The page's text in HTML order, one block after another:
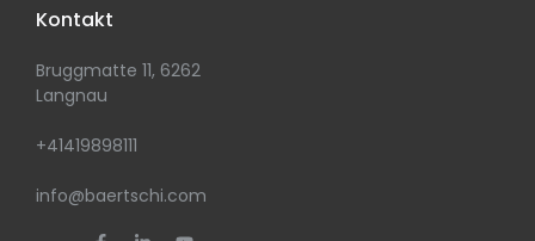
Kontakt
Bruggmatte 11, 6262
Langnau
+41419898111
info@baertschi.com